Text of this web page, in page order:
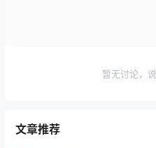
暂无讨论，
文章推荐